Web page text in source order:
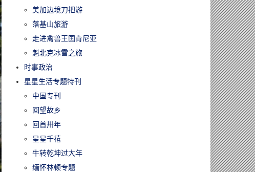
美加边境刀把游
落基山旅游
走进禽兽王国肯尼亚
魁北克冰雪之旅
时事政治
星星生活专题特刊
中国专刊
回望故乡
回首卅年
星星千禧
牛转乾坤过大年
缅怀林顿专题